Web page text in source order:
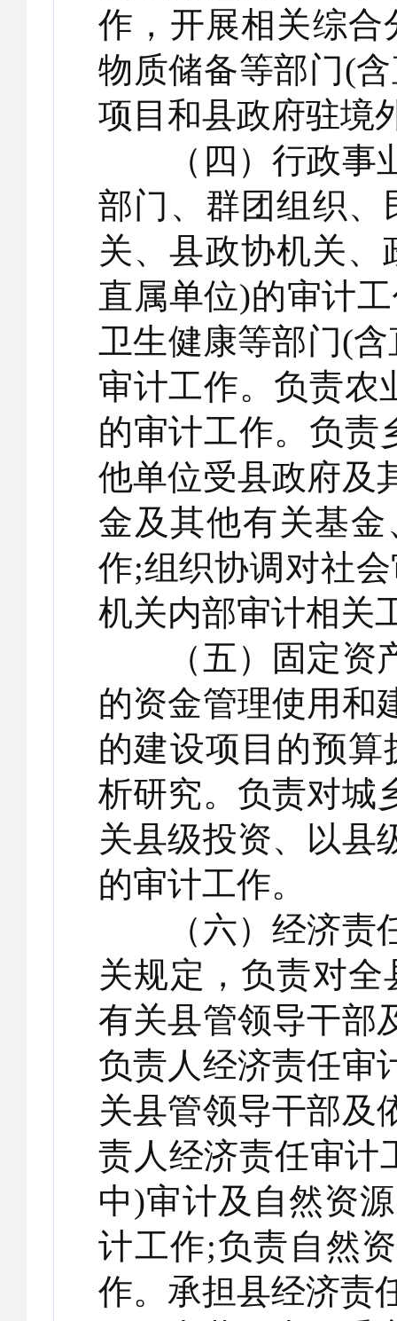
作，开展相关综
物质储备等部门(
项目和县政府驻境
（四）行政事业
部门、群团组织
关、县政协机关
直属单位)的审计
卫生健康等部门(
审计工作。负责农
的审计工作。负责
他单位受县政府及
金及其他有关基
作;组织协调对社
机关内部审计相关
（五）固定资产
的资金管理使用和
的建设项目的预
析研究。负责对城
关县级投资、以县
的审计工作。
（六）经济责任
关规定，负责对
有关县管领导干部
负责人经济责任审
关县管领导干部及
责人经济责任审计
中)审计及自然资
计工作;负责自然
作。承担县经济责